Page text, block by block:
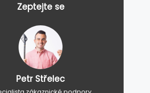
Zeptejte se
Petr Střelec